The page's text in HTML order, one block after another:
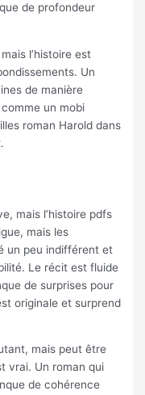
de profondeur
l’histoire est
Un
de manière
un mobi
roman Harold dans
mais l’histoire pdfs
mais les
un peu indifférent et
Le récit est fluide
de surprises pour
originale et surprend
mais peut être
vrai. Un roman qui
de cohérence